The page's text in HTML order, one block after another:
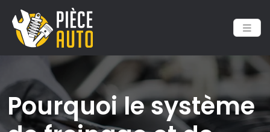
Pourquoi le système